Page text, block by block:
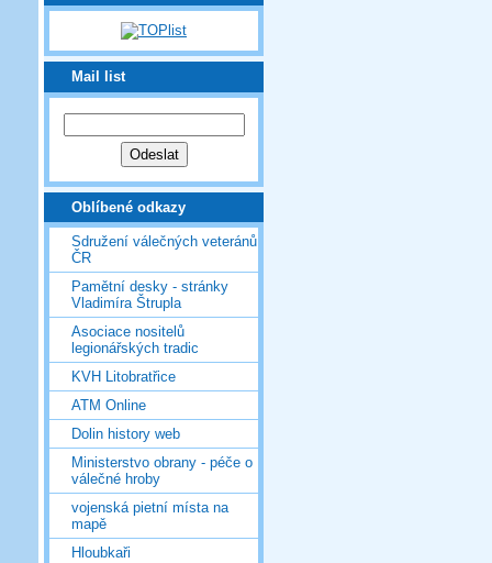
Mail list
Oblíbené odkazy
Sdružení válečných veteránů
ČR
Pamětní desky - stránky
Vladimíra Štrupla
Asociace nositelů
legionářských tradic
KVH Litobratřice
ATM Online
Dolin history web
Ministerstvo obrany - péče o
válečné hroby
vojenská pietní místa na
mapě
Hloubkaři